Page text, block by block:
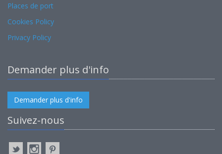
Places de port
Cookies Policy
Privacy Policy
Demander plus d'info
Demander plus d'info
Suivez-nous